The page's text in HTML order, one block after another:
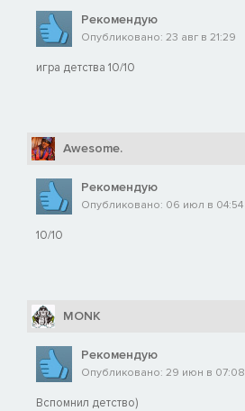
Рекомендую
Опубликовано: 23 авг в 21:29
игра детства 10/10
Awesome.
Рекомендую
Опубликовано: 06 июл в 04:54
10/10
MONK
Рекомендую
Опубликовано: 29 июн в 07:08
Вспомнил детство)